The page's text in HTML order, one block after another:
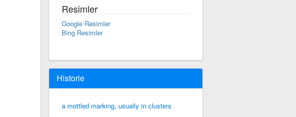
Resimler
Google Resimler
Bing Resimler
Historie
a mottled marking, usually in clusters